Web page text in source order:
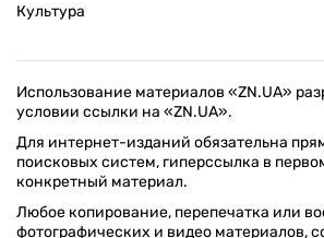
Культура
Использование материалов «ZN.UA»
условии ссылки на «ZN.UA».
Для интернет-изданий обязательна
поисковых систем, гиперссылка в
конкретный материал.
Любое копирование, перепечатка или
фотографических и видео материалов,